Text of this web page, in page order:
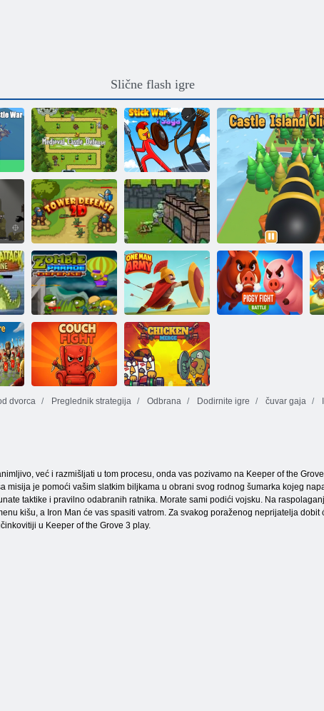
Slične flash igre
Zaštita
srednjovjekovnog
dvorca
Saga o ratu
štapića
Obrana tornja 2d Zaštita tvrđave
Obrana parade
zombija
Jedan čovjek
vojska
dvorca Preglednik strategija Odbrana Dodirnite igre čuvar gaja
već i razmišljati u tom procesu, onda vas pozivamo na Keeper of the
misija je pomoći vašim slatkim biljkama u obrani svog rodnog šumarka kojeg
taktike i pravilno odabranih ratnika. Morate sami podići vojsku. Na
kišu, a Iron Man će vas spasiti vatrom. Za svakog poraženog neprijatelja
u Keeper of the Grove 3 play.